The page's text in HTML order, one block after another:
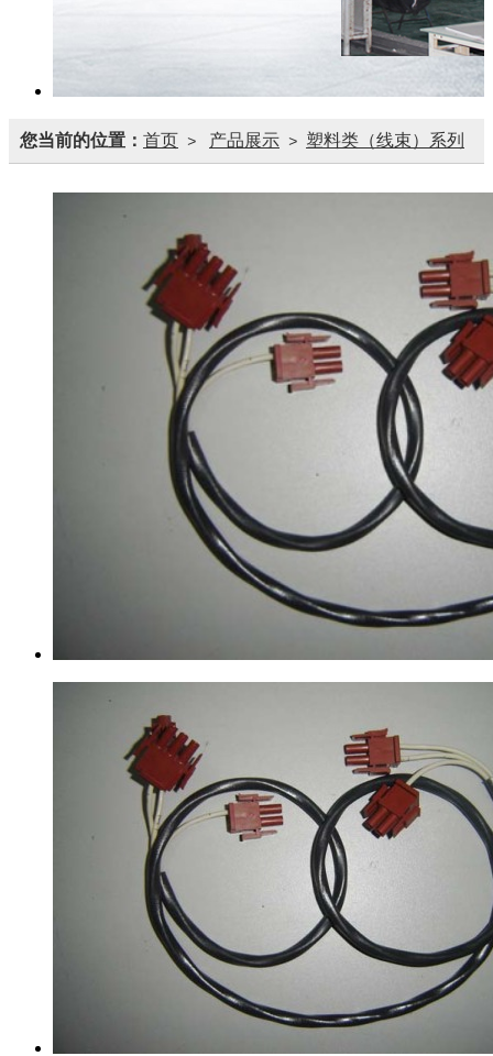
您当前的位置： 首页 > 产品展示 > 塑料类（线束）系列